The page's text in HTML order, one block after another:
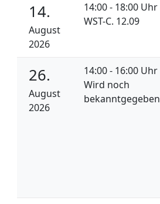
14.
August
2026
14:00 - 18:00 Uhr
WST-C. 12.09
26.
August
2026
14:00 - 16:00 Uhr
Wird noch
bekanntgegeben